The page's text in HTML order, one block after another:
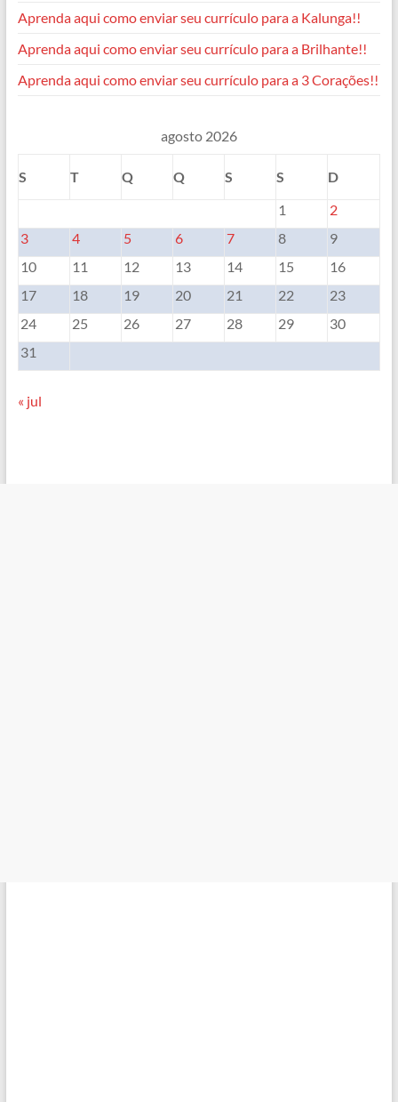
Aprenda aqui como enviar seu currículo para a Kalunga!!
Aprenda aqui como enviar seu currículo para a Brilhante!!
Aprenda aqui como enviar seu currículo para a 3 Corações!!
agosto 2026
S T Q Q S S
D
1
2
3
4 5 6 7 8
9
10
11 12 13 14 15
16
17
18 19 20 21 22
23
24
25 26 27 28 29
30
31
« jul